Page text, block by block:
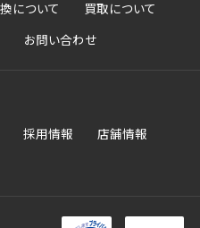
について 買取について
お問い合わせ
採用情報 店舗情報